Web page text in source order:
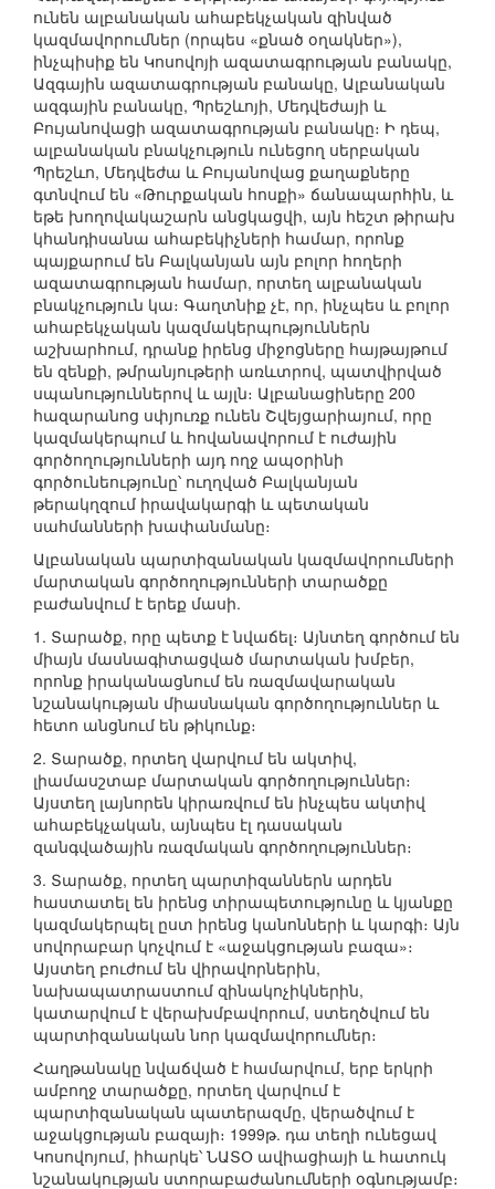
ունեն ալբանական ահաբեկչական զինված
կազմավորումներ (որպես «քնած օղակներ»),
ինչպիսիք են Կոսովոյի ազատագրության բանակը,
Ազգային ազատագրության բանակը, Ալբանական
ազգային բանակը, Պրեշևոյի, Մեդվեժայի և
Բույանովացի ազատագրության բանակը։ Ի դեպ,
ալբանական բնակչություն ունեցող սերբական
Պրեշևո, Մեդվեժա և Բույանովաց քաղաքները
գտնվում են «Թուրքական հոսքի» ճանապարհին, և
եթե խողովակաշարն անցկացվի, այն հեշտ թիրախ
կհանդիսանա ահաբեկիչների համար, որոնք
պայքարում են Բալկանյան այն բոլոր հողերի
ազատագրության համար, որտեղ ալբանական
բնակչություն կա։ Գաղտնիք չէ, որ, ինչպես և բոլոր
ահաբեկչական կազմակերպություններն
աշխարհում, դրանք իրենց միջոցները հայթայթում
են զենքի, թմրանյութերի առևտրով, պատվիրված
սպանություններով և այլն։ Ալբանացիները 200
հազարանոց սփյուռք ունեն Շվեյցարիայում, որը
կազմակերպում և հովանավորում է ուժային
գործողությունների այդ ողջ ապօրինի
գործունեությունը՝ ուղղված Բալկանյան
թերակղզում իրավակարգի և պետական
սահմանների խափանմանը։
Ալբանական պարտիզանական կազմավորումների
մարտական գործողությունների տարածքը
բաժանվում է երեք մասի.
1. Տարածք, որը պետք է նվաճել։ Այնտեղ գործում են
միայն մասնագիտացված մարտական խմբեր,
որոնք իրականացնում են ռազմավարական
նշանակության միասնական գործողություններ և
հետո անցնում են թիկունք։
2. Տարածք, որտեղ վարվում են ակտիվ,
լիամասշտաբ մարտական գործողություններ։
Այստեղ լայնորեն կիրառվում են ինչպես ակտիվ
ահաբեկչական, այնպես էլ դասական
զանգվածային ռազմական գործողություններ։
3. Տարածք, որտեղ պարտիզաններն արդեն
հաստատել են իրենց տիրապետությունը և կյանքը
կազմակերպել ըստ իրենց կանոնների և կարգի։ Այն
սովորաբար կոչվում է «աջակցության բազա»։
Այստեղ բուժում են վիրավորներին,
նախապատրաստում զինակոչիկներին,
կատարվում է վերախմբավորում, ստեղծվում են
պարտիզանական նոր կազմավորումներ։
Հաղթանակը նվաճված է համարվում, երբ երկրի
ամբողջ տարածքը, որտեղ վարվում է
պարտիզանական պատերազմը, վերածվում է
աջակցության բազայի։ 1999թ. դա տեղի ունեցավ
Կոսովոյում, իհարկե՝ ՆԱՏՕ ավիացիայի և հատուկ
նշանակության ստորաբաժանումների օգնությամբ։